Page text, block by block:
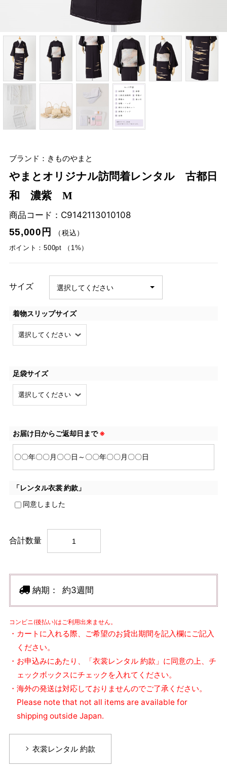
ブランド：きものやまと
やまとオリジナル訪問着レンタル 古都日
和 濃紫 M
商品コード： C9142113010108
55,000円
（税込）
ポイント：500pt （1%）
サイズ
着物スリップサイズ
足袋サイズ
お届け日からご返却日まで ※
「レンタル衣裳 約款」
同意しました
合計数量
納期： 約3週間
コンビニ(後払い)はご利用出来ません。
・カートに入れる際、ご希望のお貸出期間を記入欄にご記入
ください。
・お申込みにあたり、「衣裳レンタル 約款」に同意の上、チ
ェックボックスにチェックを入れてください。
・海外の発送は対応しておりませんのでご了承ください。
Please note that not all items are available for
shipping outside Japan.
衣裳レンタル 約款